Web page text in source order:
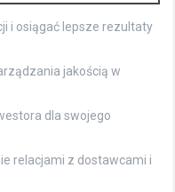
i osiągać lepsze rezultaty
jakością w
dla swojego
relacjami z dostawcami i